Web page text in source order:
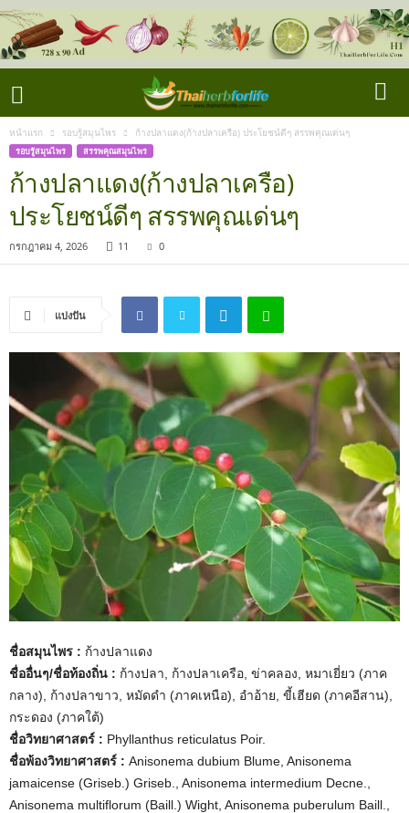
หน้าแรก รอบรู้สมุนไพร ก้างปลาแดง(ก้างปลาเครือ) ประโยชน์ดีๆ สรรพคุณเด่นๆ
รอบรู้สมุนไพร สรรพคุณสมุนไพร
ก้างปลาแดง(ก้างปลาเครือ)
ประโยชน์ดีๆ สรรพคุณเด่นๆ
กรกฎาคม 4, 2026 11 0
แบ่งปัน
ชื่อสมุนไพร : ก้างปลาแดง
ชื่ออื่นๆ/ชื่อท้องถิ่น : ก้างปลา, ก้างปลาเครือ, ข่าคลอง, หมาเยี่ยว (ภาค
กลาง), ก้างปลาขาว, หมัดดำ (ภาคเหนือ), อำอ้าย, ขี้เฮียด (ภาคอีสาน),
กระดอง (ภาคใต้)
ชื่อวิทยาศาสตร์ : Phyllanthus reticulatus Poir.
ชื่อพ้องวิทยาศาสตร์ : Anisonema dubium Blume, Anisonema
jamaicense (Griseb.) Griseb., Anisonema intermedium Decne.,
Anisonema multiflorum (Baill.) Wight, Anisonema puberulum Baill.,